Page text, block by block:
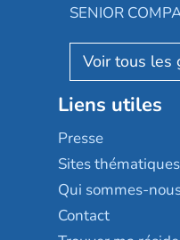
Reseda
Stella
Les villages d'or
Sérénys
Résidences
Almage
Résidalya
Groupe aplus
SENIOR
AGE D'OR
Liens utiles
Presse
Sites thématiques
Qui sommes-
Contact